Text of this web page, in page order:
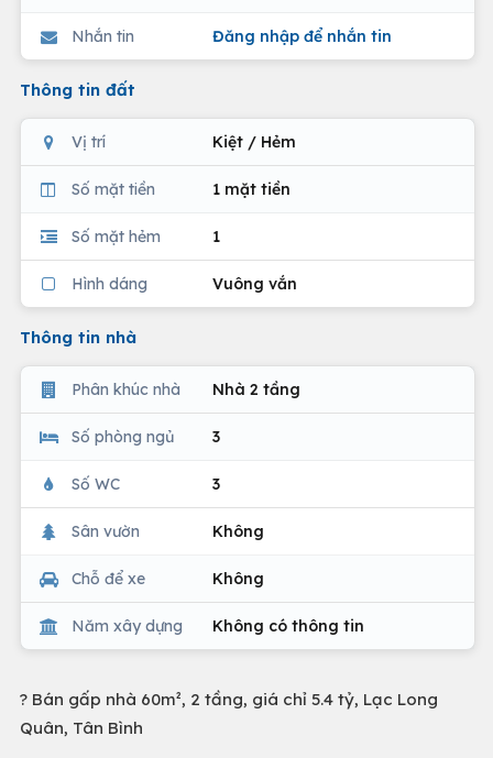
Nhắn tin Đăng nhập để nhắn tin
Thông tin đất
Vị trí Kiệt / Hẻm
Số mặt tiền 1 mặt tiền
Số mặt hẻm 1
Hình dáng Vuông vắn
Thông tin nhà
Phân khúc nhà Nhà 2 tầng
Số phòng ngủ 3
Số WC 3
Sân vườn Không
Chỗ để xe Không
Năm xây dựng Không có thông tin
? Bán gấp nhà 60m², 2 tầng, giá chỉ 5.4 tỷ, Lạc Long
Quân, Tân Bình